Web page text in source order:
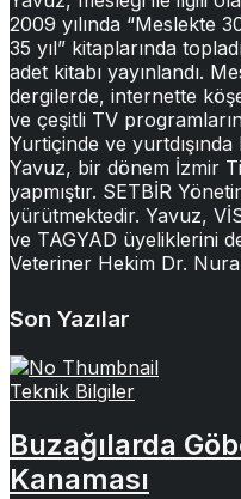
2009 yılında “Meslekte
35 yıl” kitaplarında
adet kitabı yayınlandı.
dergilerde, internette
ve çeşitli TV
Yurtiçinde ve
Yavuz, bir dönem İzmir
yapmıştır. SETBİR
yürütmektedir. Yavuz,
ve TAGYAD üyeliklerini
Veteriner Hekim Dr.
Son Yazılar
Teknik Bilgiler
Buzağılarda
Kanaması